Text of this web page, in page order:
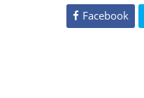
Facebook